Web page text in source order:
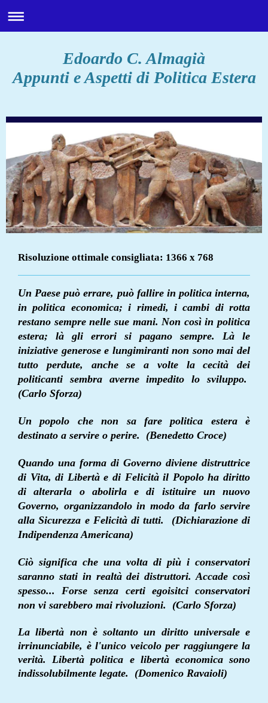
Edoardo C. Almagià
Appunti e Aspetti di Politica Estera
Risoluzione ottimale consigliata: 1366 x 768
Un Paese può errare, può fallire in politica interna,
in politica economica; i rimedi, i cambi di rotta
restano sempre nelle sue mani. Non così in politica
estera; là gli errori si pagano sempre. Là le
iniziative generose e lungimiranti non sono mai del
tutto perdute, anche se a volte la cecità dei
politicanti sembra averne impedito lo sviluppo.
(Carlo Sforza)
Un popolo che non sa fare politica estera è
destinato a servire o perire. (Benedetto Croce)
Quando una forma di Governo diviene distruttrice
di Vita, di Libertà e di Felicità il Popolo ha diritto
di alterarla o abolirla e di istituire un nuovo
Governo, organizzandolo in modo da farlo servire
alla Sicurezza e Felicità di tutti. (Dichiarazione di
Indipendenza Americana)
Ciò significa che una volta di più i conservatori
saranno stati in realtà dei distruttori. Accade così
spesso... Forse senza certi egoisitci conservatori
non vi sarebbero mai rivoluzioni. (Carlo Sforza)
La libertà non è soltanto un diritto universale e
irrinunciabile, è l'unico veicolo per raggiungere la
verità. Libertà politica e libertà economica sono
indissolubilmente legate. (Domenico Ravaioli)